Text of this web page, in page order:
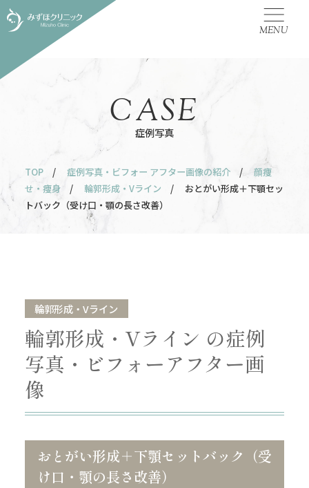
MENU
症例写真
CASE
TOP / 症例写真・ビフォー アフター画像の紹介 /
顔痩
せ・痩身
/ 輪郭形成・Vライン
/ おとがい形成＋下顎セッ
トバック（受け口・顎の長さ改善）
輪郭形成・Vライン
輪郭形成・Vライン の症例
写真・ビフォーアフター画
像
おとがい形成＋下顎セットバック（受
け口・顎の長さ改善）